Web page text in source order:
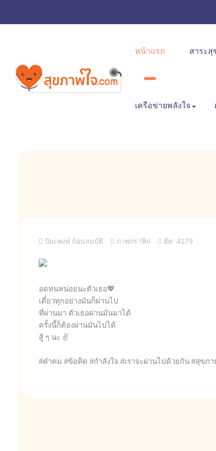
หน้าแรก สาระสุ
เครือข่ายพลังใจ
ปิยะพงษ์ ก้อนสมบัติ ภาพกราฟิก ฮิต: 4179
อดทนหน่อยนะตัวเธอ💖
เดี๋ยวทุกอย่างมันก็ผ่านไป
ที่ผ่านมา ตัวเธอผ่านมันมาได้
ครั้งนี้ก็ต้องผ่านมันไปได้
สู้ ๆ นะ ✌
#คำคม #ข้อคิด #กำลังใจ #เราจะผ่านไปด้วยกัน #สุขภ